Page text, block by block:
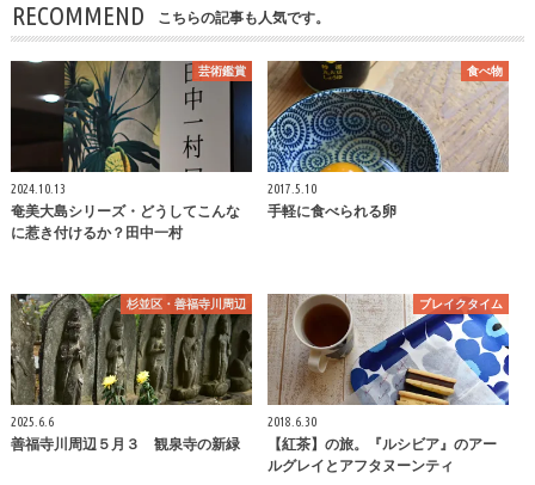
RECOMMEND こちらの記事も人気です。
芸術鑑賞
2024.10.13
奄美大島シリーズ・どうしてこんな
に惹き付けるか？田中一村
食べ物
2017.5.10
手軽に食べられる卵
杉並区・善福寺川周辺
2025.6.6
善福寺川周辺５月３ 観泉寺の新緑
ブレイクタイム
2018.6.30
【紅茶】の旅。『ルシビア』のアー
ルグレイとアフタヌーンティ